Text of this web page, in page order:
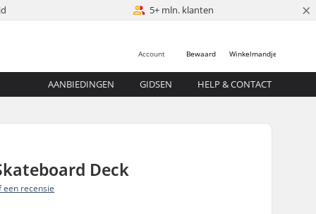
5+ mln. klanten ×
Winkelmandje
Bewaard
Account
AANBIEDINGEN GIDSEN HELP & CONTACT
Deck
een recensie